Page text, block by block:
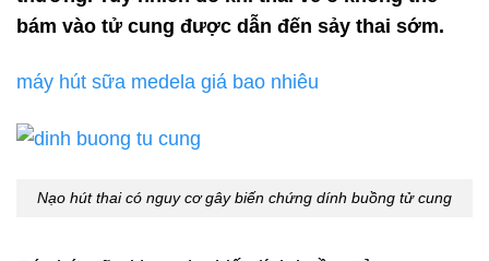
bám vào tử cung được dẫn đến sảy thai sớm.
máy hút sữa medela giá bao nhiêu
Nạo hút thai có nguy cơ gây biến chứng dính buồng tử cung